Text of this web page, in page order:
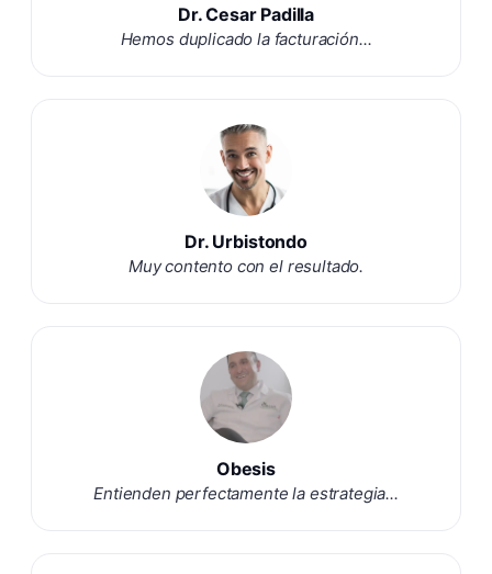
Dr. Cesar Padilla
Hemos duplicado la facturación...
Dr. Urbistondo
Muy contento con el resultado.
Obesis
Entienden perfectamente la estrategia...